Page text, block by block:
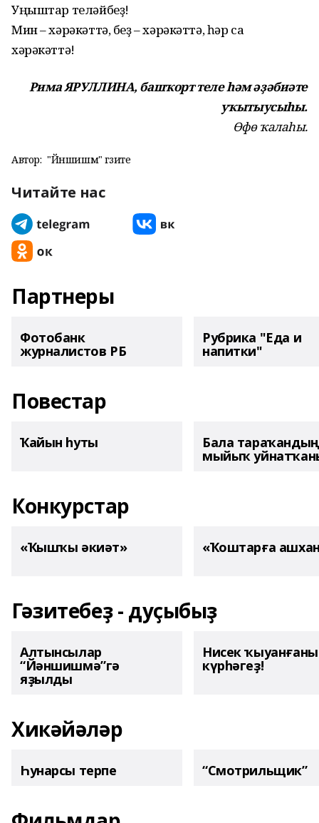
Уңыштар теләйбеҙ!
Мин – хәрәкәттә, беҙ – хәрәкәттә, һәр саҡ
хәрәкәттә!
Рима ЯРУЛЛИНА, башҡорт телеһәм әҙәбиәте
уҡытыусыһы.
Өфө ҡалаһы.
Автор: "Йәншишмә" гәзите
Читайте нас
Партнеры
Фотобанк
журналистов РБ
Рубрика "Еда и
напитки"
Повестар
Ҡайын һуты Бала тараҡандың
мыйыҡ
Конкурстар
«Ҡышҡы әкиәт» «Ҡоштарға
Гәзитебеҙ - дуҫыбыҙ
Алтынсылар
“Йәншишмә”гә
яҙылды
Нисек
күрһәгеҙ!
Хикәйәләр
Һунарсы терпе “Смотрильщик”